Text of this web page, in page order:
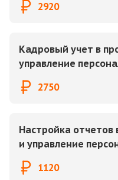
2920
Кадровый учет в
управление
2750
Настройка отчетов
и управление
1120